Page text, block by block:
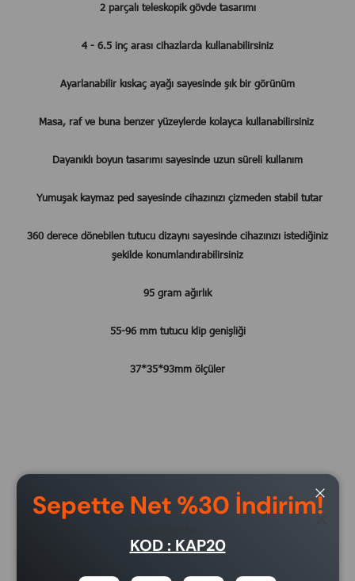
2 parçalı teleskopik gövde tasarımı
4 - 6.5 inç arası cihazlarda kullanabilirsiniz
Ayarlanabilir kıskaç ayağı sayesinde şık bir görünüm
Masa, raf ve buna benzer yüzeylerde kolayca kullanabilirsiniz
Dayanıklı boyun tasarımı sayesinde uzun süreli kullanım
Yumuşak kaymaz ped sayesinde cihazınızı çizmeden stabil tutar
360 derece dönebilen tutucu dizaynı sayesinde cihazınızı istediğiniz
şekilde konumlandırabilirsiniz
95 gram ağırlık
55-96 mm tutucu klip genişliği
37*35*93mm ölçüler
Close
Close
Sepette Net %30 İndirim!
KOD : KAP20